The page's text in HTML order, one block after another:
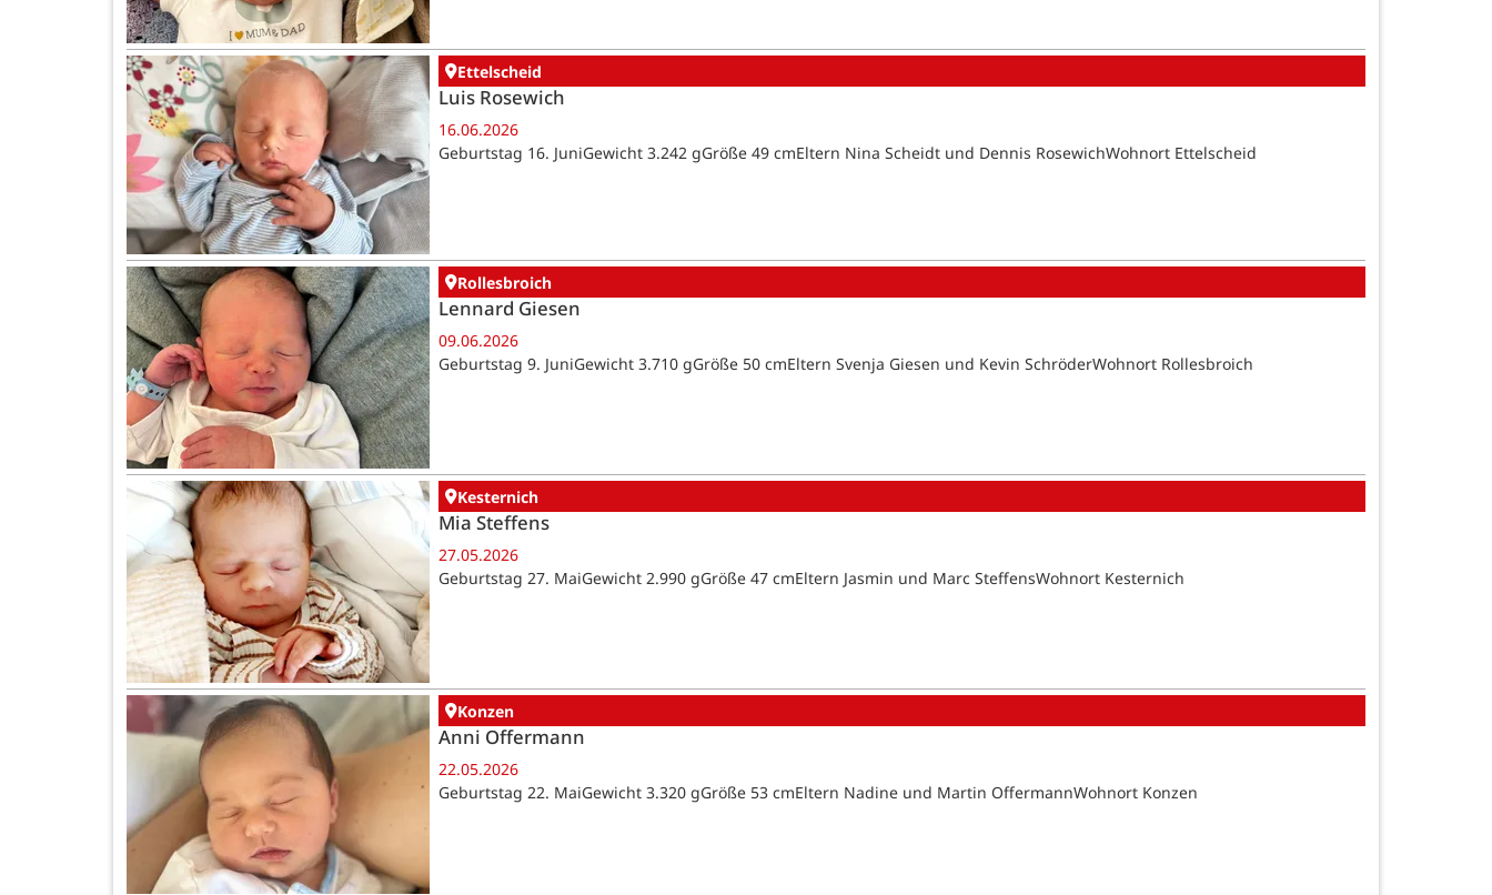
Ettelscheid
Luis Rosewich
16.06.2026
Geburtstag 16. JuniGewicht 3.242 gGröße 49 cmEltern Nina Scheidt und Dennis RosewichWohnort Ettelscheid
Rollesbroich
Lennard Giesen
09.06.2026
Geburtstag 9. JuniGewicht 3.710 gGröße 50 cmEltern Svenja Giesen und Kevin SchröderWohnort Rollesbroich
Kesternich
Mia Steffens
27.05.2026
Geburtstag 27. MaiGewicht 2.990 gGröße 47 cmEltern Jasmin und Marc SteffensWohnort Kesternich
Konzen
Anni Offermann
22.05.2026
Geburtstag 22. MaiGewicht 3.320 gGröße 53 cmEltern Nadine und Martin OffermannWohnort Konzen